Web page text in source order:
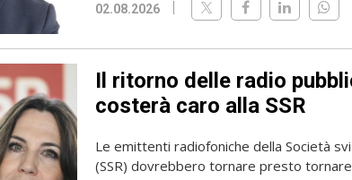
02.08.2026
Il ritorno delle radio
costerà caro alla SSR
Le emittenti radiofoniche della Società
(SSR) dovrebbero tornare presto